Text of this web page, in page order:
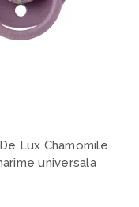
Lux Chamomile
universala